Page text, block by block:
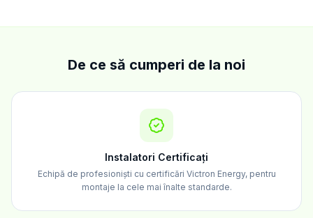
De ce să cumperi de la noi
Instalatori Certificați
Echipă de profesioniști cu certificări Victron Energy, pentru
montaje la cele mai înalte standarde.